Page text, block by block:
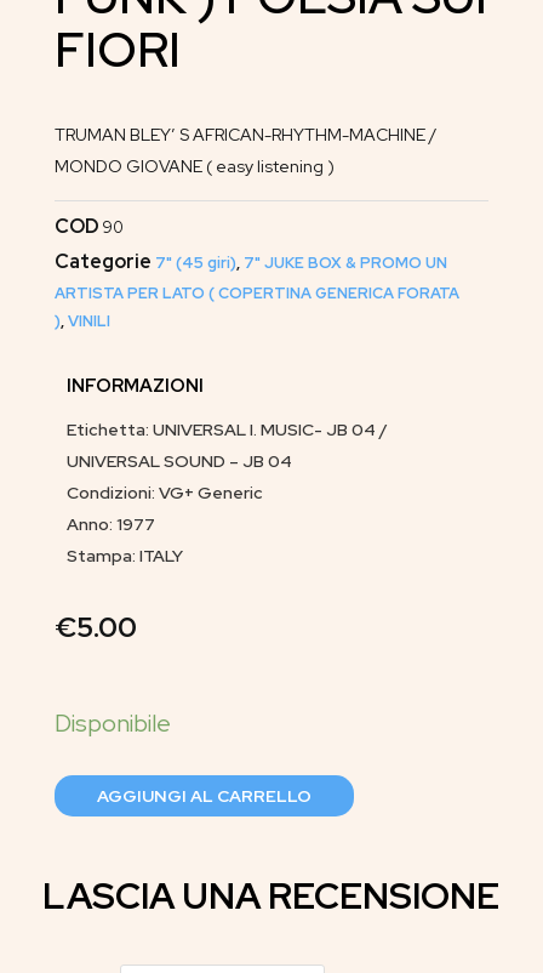
FIORI
TRUMAN BLEY’ S AFRICAN-RHYTHM-MACHINE /
MONDO GIOVANE ( easy listening )
COD 90
Categorie 7" (45 giri), 7" JUKE BOX & PROMO UN
ARTISTA PER LATO ( COPERTINA GENERICA FORATA
),VINILI
INFORMAZIONI
Etichetta: UNIVERSAL I. MUSIC- JB 04 /
UNIVERSAL SOUND – JB 04
Condizioni: VG+ Generic
Anno: 1977
Stampa: ITALY
€5.00
AGGIUNGI AL CARRELLO
LASCIA UNA RECENSIONE